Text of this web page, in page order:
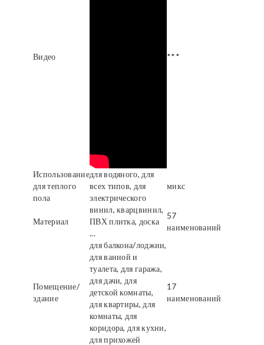
Видео ***
Использование
для теплого
пола
для водяного, для
всех типов, для
электрического
микс
Материал
винил, кварцвинил,
ПВХ плитка, доска
...
57
наименований
Помещение/
здание
для балкона/лоджии,
для ванной и
туалета, для гаража,
для дачи, для
детской комнаты,
для квартиры, для
комнаты, для
коридора, для кухни,
для прихожей
17
наименований